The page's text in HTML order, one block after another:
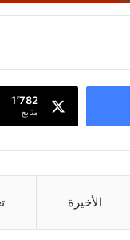
1٬782
متابع
الأخيرة